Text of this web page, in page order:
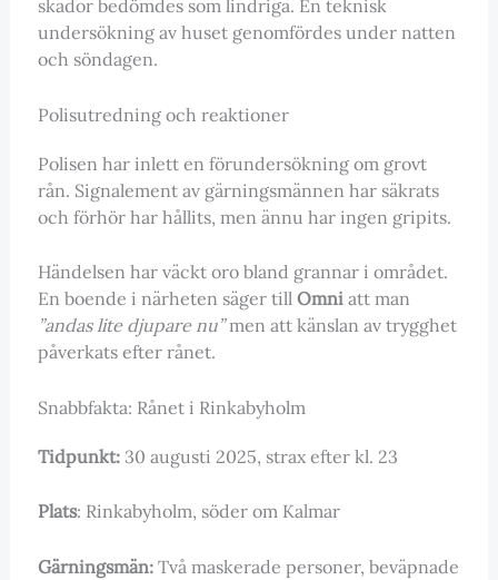
skador bedömdes som lindriga. En teknisk
undersökning av huset genomfördes under natten
och söndagen.
Polisutredning och reaktioner
Polisen har inlett en förundersökning om grovt
rån. Signalement av gärningsmännen har säkrats
och förhör har hållits, men ännu har ingen gripits.
Händelsen har väckt oro bland grannar i området.
En boende i närheten säger till Omniatt man
”andas lite djupare nu”men att känslan av trygghet
påverkats efter rånet.
Snabbfakta: Rånet i Rinkabyholm
Tidpunkt:30 augusti 2025, strax efter kl. 23
Plats: Rinkabyholm, söder om Kalmar
Gärningsmän:Två maskerade personer, beväpnade